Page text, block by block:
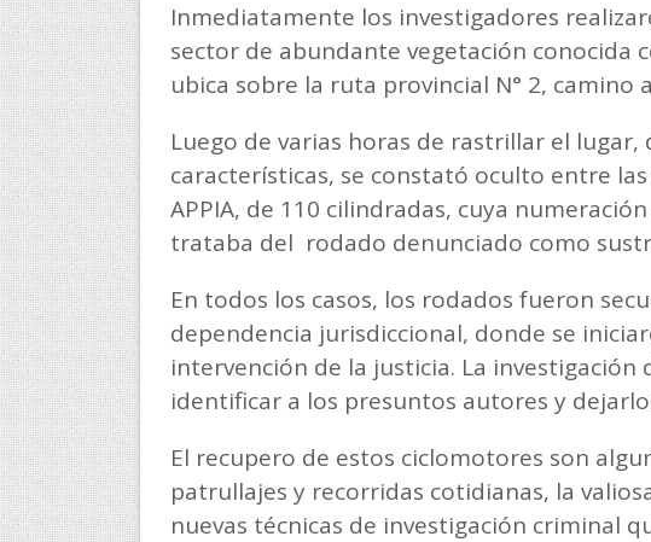
Inmediatamente los investigadores
sector de abundante vegetación conocida
ubica sobre la ruta provincial N° 2, camino
Luego de varias horas de rastrillar el lugar,
características, se constató oculto entre
APPIA, de 110 cilindradas, cuya
trataba del rodado denunciado como
En todos los casos, los rodados fueron
dependencia jurisdiccional, donde se
intervención de la justicia. La investigación
identificar a los presuntos autores y
El recupero de estos ciclomotores son
patrullajes y recorridas cotidianas, la
nuevas técnicas de investigación criminal